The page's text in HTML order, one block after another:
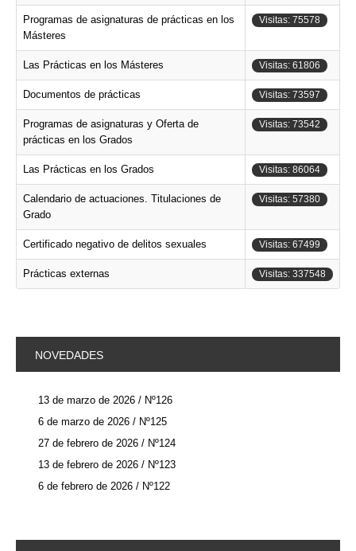
Programas de asignaturas de prácticas en los
Másteres
Visitas: 75578
Las Prácticas en los Másteres Visitas: 61806
Documentos de prácticas Visitas: 73597
Programas de asignaturas y Oferta de
prácticas en los Grados
Visitas: 73542
Las Prácticas en los Grados Visitas: 86064
Calendario de actuaciones. Titulaciones de
Grado
Visitas: 57380
Certificado negativo de delitos sexuales Visitas: 67499
Prácticas externas Visitas: 337548
NOVEDADES
13 de marzo de 2026 / Nº126
6 de marzo de 2026 / Nº125
27 de febrero de 2026 / Nº124
13 de febrero de 2026 / Nº123
6 de febrero de 2026 / Nº122